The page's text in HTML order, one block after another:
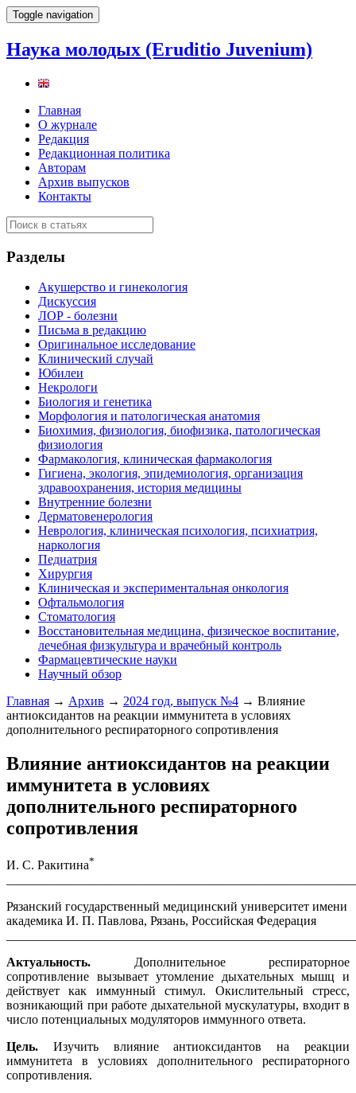
Toggle navigation
Наука молодых (Eruditio Juvenium)
Главная
О журнале
Редакция
Редакционная политика
Авторам
Архив выпусков
Контакты
Разделы
Акушерство и гинекология
Дискуссия
ЛОР - болезни
Письма в редакцию
Оригинальное исследование
Клинический случай
Юбилеи
Некрологи
Биология и генетика
Морфология и патологическая анатомия
Биохимия, физиология, биофизика, патологическая
физиология
Фармакология, клиническая фармакология
Гигиена, экология, эпидемиология, организация
здравоохранения, история медицины
Внутренние болезни
Дерматовенерология
Неврология, клиническая психология, психиатрия,
наркология
Педиатрия
Хирургия
Клиническая и экспериментальная онкология
Офтальмология
Стоматология
Восстановительная медицина, физическое воспитание,
лечебная физкультура и врачебный контроль
Фармацевтические науки
Научный обзор
Главная → Архив → 2024 год, выпуск №4 → Влияние
антиоксидантов на реакции иммунитета в условиях
дополнительного респираторного сопротивления
Влияние антиоксидантов на реакции
иммунитета в условиях
дополнительного респираторного
сопротивления
И. С. Ракитина*
Рязанский государственный медицинский университет имени
академика И. П. Павлова, Рязань, Российская Федерация
Актуальность. Дополнительное респираторное
сопротивление вызывает утомление дыхательных мышц и
действует как иммунный стимул. Окислительный стресс,
возникающий при работе дыхательной мускулатуры, входит в
число потенциальных модуляторов иммунного ответа.
Цель. Изучить влияние антиоксидантов на реакции
иммунитета в условиях дополнительного респираторного
сопротивления.